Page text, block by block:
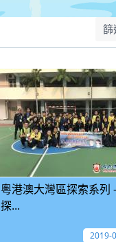
篩
粵港澳大灣區探索系列
探...
2019-